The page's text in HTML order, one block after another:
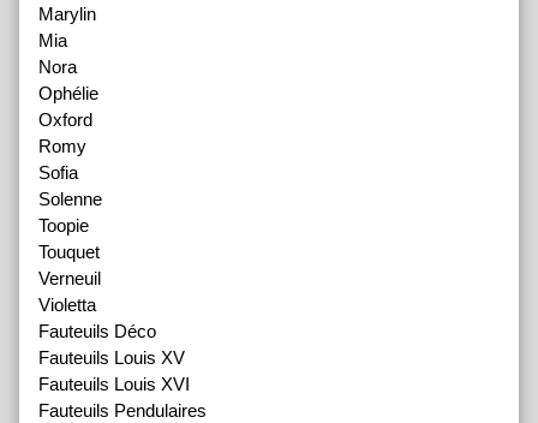
Marylin
Mia
Nora
Ophélie
Oxford
Romy
Sofia
Solenne
Toopie
Touquet
Verneuil
Violetta
Fauteuils Déco
Fauteuils Louis XV
Fauteuils Louis XVI
Fauteuils Pendulaires